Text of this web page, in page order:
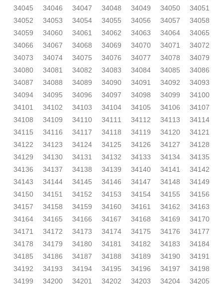
34045
34046 34047 34048 34049 34050
34051
34052
34053 34054 34055 34056 34057
34058
34059
34060 34061 34062 34063 34064
34065
34066
34067 34068 34069 34070 34071
34072
34073
34074 34075 34076 34077 34078
34079
34080
34081 34082 34083 34084 34085
34086
34087
34088 34089 34090 34091 34092
34093
34094
34095 34096 34097 34098 34099
34100
34101
34102 34103 34104 34105 34106
34107
34108
34109 34110 34111 34112 34113
34114
34115
34116 34117 34118 34119 34120
34121
34122
34123 34124 34125 34126 34127
34128
34129
34130 34131 34132 34133 34134
34135
34136
34137 34138 34139 34140 34141
34142
34143
34144 34145 34146 34147 34148
34149
34150
34151 34152 34153 34154 34155
34156
34157
34158 34159 34160 34161 34162
34163
34164
34165 34166 34167 34168 34169
34170
34171
34172 34173 34174 34175 34176
34177
34178
34179 34180 34181 34182 34183
34184
34185
34186 34187 34188 34189 34190
34191
34192
34193 34194 34195 34196 34197
34198
34199
34200 34201 34202 34203 34204
34205